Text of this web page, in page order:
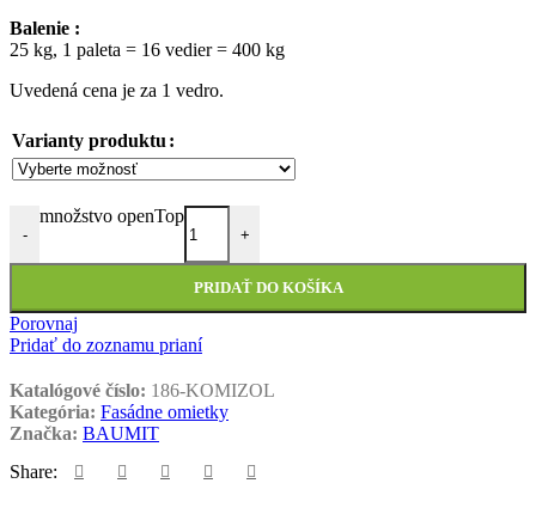
Balenie :
25 kg, 1 paleta = 16 vedier = 400 kg
Uvedená cena je za 1 vedro.
Varianty produktu
-
množstvo openTop
+
PRIDAŤ DO KOŠÍKA
Porovnaj
Pridať do zoznamu prianí
Katalógové číslo: 186-KOMIZOL
Kategória: Fasádne omietky
Značka: BAUMIT
Share: